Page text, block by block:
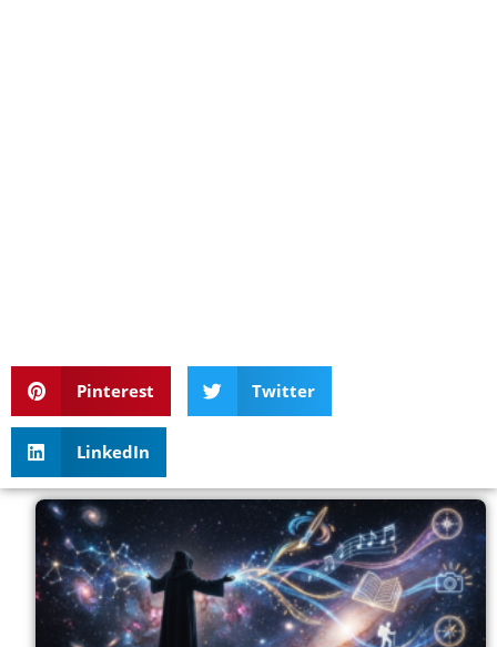
Pinterest Twitter
LinkedIn